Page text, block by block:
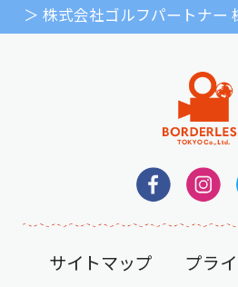
株式会社ゴルフパートナー
サイトマップ プラ